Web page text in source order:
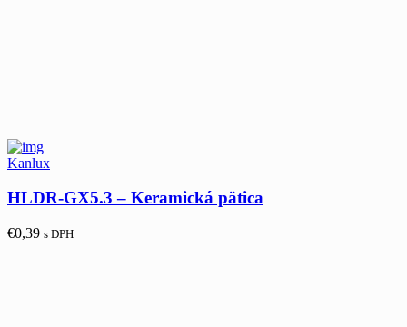
Kanlux
HLDR-GX5.3 – Keramická pätica
€0,39 s DPH